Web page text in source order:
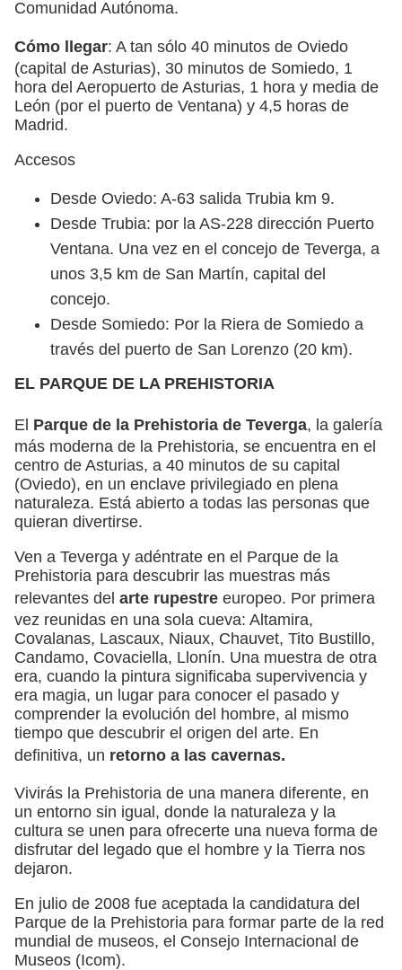
Comunidad Autónoma.
Cómo llegar: A tan sólo 40 minutos de Oviedo
(capital de Asturias), 30 minutos de Somiedo, 1
hora del Aeropuerto de Asturias, 1 hora y media de
León (por el puerto de Ventana) y 4,5 horas de
Madrid.
Accesos
Desde Oviedo: A-63 salida Trubia km 9.
Desde Trubia: por la AS-228 dirección Puerto
Ventana. Una vez en el concejo de Teverga, a
unos 3,5 km de San Martín, capital del
concejo.
Desde Somiedo: Por la Riera de Somiedo a
través del puerto de San Lorenzo (20 km).
EL PARQUE DE LA PREHISTORIA
El Parque de la Prehistoria de Teverga, la galería
más moderna de la Prehistoria, se encuentra en el
centro de Asturias, a 40 minutos de su capital
(Oviedo), en un enclave privilegiado en plena
naturaleza. Está abierto a todas las personas que
quieran divertirse.
Ven a Teverga y adéntrate en el Parque de la
Prehistoria para descubrir las muestras más
relevantes del arte rupestre europeo. Por primera
vez reunidas en una sola cueva: Altamira,
Covalanas, Lascaux, Niaux, Chauvet, Tito Bustillo,
Candamo, Covaciella, Llonín. Una muestra de otra
era, cuando la pintura significaba supervivencia y
era magia, un lugar para conocer el pasado y
comprender la evolución del hombre, al mismo
tiempo que descubrir el origen del arte. En
definitiva, un retorno a las cavernas.
Vivirás la Prehistoria de una manera diferente, en
un entorno sin igual, donde la naturaleza y la
cultura se unen para ofrecerte una nueva forma de
disfrutar del legado que el hombre y la Tierra nos
dejaron.
En julio de 2008 fue aceptada la candidatura del
Parque de la Prehistoria para formar parte de la red
mundial de museos, el Consejo Internacional de
Museos (Icom).